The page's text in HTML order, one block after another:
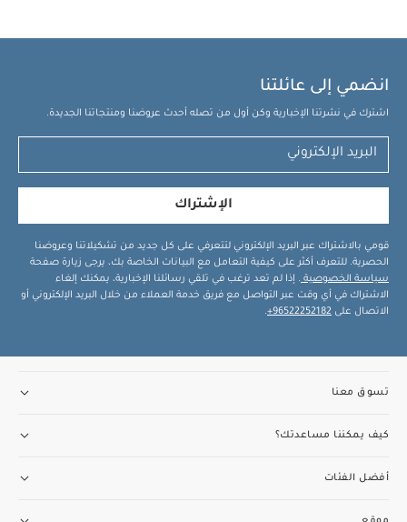
انضمي إلى عائلتنا
اشترك في نشرتنا الإخبارية وكن أول من تصله أحدث عروضنا ومنتجاتنا الجديدة.
الإشتراك
قومي بالاشتراك عبر البريد الإلكتروني لتتعرفي على كل جديد من تشكيلاتنا وعروضنا
الحصرية. للتعرف أكثر على كيفية التعامل مع البيانات الخاصة بك، يرجى زيارة صفحة
سياسة الخصوصية . إذا لم تعد ترغب في تلقي رسائلنا الإخبارية، يمكنك إلغاء
الاشتراك في أي وقت عبر التواصل مع فريق خدمة العملاء من خلال البريد الإلكتروني أو
الاتصال على 96522252182+
.
تسوق معنا
كيف يمكننا مساعدتك؟
أفضل الفئات